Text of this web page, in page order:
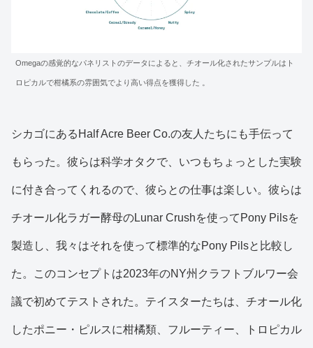
Omegaの感覚的なパネリストのデータによると、チオール化されたサンプルはト
ロピカルで柑橘系の雰囲気でより高い得点を獲得した 。
シカゴにあるHalf Acre Beer Co.の友人たちにも手伝って
もらった。彼らは科学オタクで、いつもちょっとした実験
に付き合ってくれるので、彼らとの仕事は楽しい。彼らは
チオール化ラガー酵母のLunar Crushを使ってPony Pilsを
製造し、我々はそれを使って標準的なPony Pilsと比較し
た。このコンセプトは2023年のNY州クラフトブルワー会
議で初めてテストされた。テイスターたちは、チオール化
したポニー・ピルスに柑橘類、フルーティー、トロピカル